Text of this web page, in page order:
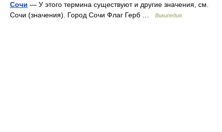
Сочи — У этого термина существуют и другие значения, см.
Сочи (значения). Город Сочи Флаг Герб …
Википедия